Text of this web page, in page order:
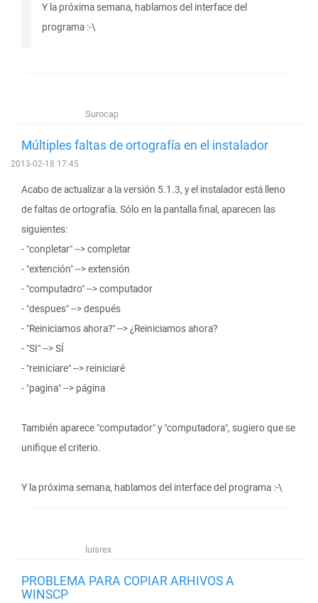
Y la próxima semana, hablamos del interface del
programa :-\
Surocap
Múltiples faltas de ortografía en el instalador
2013-02-18 17:45
Acabo de actualizar a la versión 5.1.3, y el instalador está lleno
de faltas de ortografía. Sólo en la pantalla final, aparecen las
siguientes:
- "conpletar" --> completar
- "extención" --> extensión
- "computadro" --> computador
- "despues" --> después
- "Reiniciamos ahora?" --> ¿Reiniciamos ahora?
- "SI" --> SÍ
- "reiniciare" --> reiniciaré
- "pagina" --> página
También aparece "computador" y "computadora", sugiero que se
unifique el criterio.
Y la próxima semana, hablamos del interface del programa :-\
luisrex
PROBLEMA PARA COPIAR ARHIVOS A
WINSCP